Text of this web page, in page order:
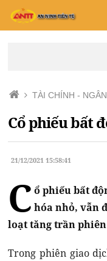
TÀI CHÍNH -
Cổ phiếu bất
21/12/2021 15:58:41
C ổ phiếu bất
hóa nhỏ, vẫn
loạt tăng trần phiên
Trong phiên giao